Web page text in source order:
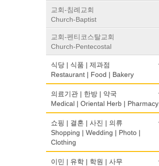
교회-침례교회
Church-Baptist
교회-펜티코스탈교회
Church-Pentecostal
식당 | 식품 | 제과점
Restaurant | Food | Bakery
농장
Farm
떡집/방앗간
Rice Cake
생선가게
의료기관 | 한방 | 약국
Medical | Oriental Herb | Pharmacy
의사-검안의
Optometrist
Hearing Aid
쇼핑 | 결혼 | 사진 | 의류
Shopping | Wedding | Photo |
Clothing
한복집
이민 | 유학 | 학원 | 사무